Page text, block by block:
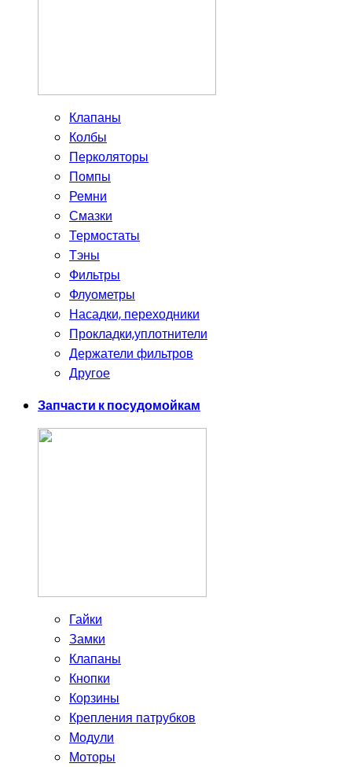
Клапаны
Колбы
Перколяторы
Помпы
Ремни
Смазки
Термостаты
Тэны
Фильтры
Флуометры
Насадки, переходники
Прокладки,уплотнители
Держатели фильтров
Другое
Запчасти к посудомойкам
Гайки
Замки
Клапаны
Кнопки
Корзины
Крепления патрубков
Модули
Моторы